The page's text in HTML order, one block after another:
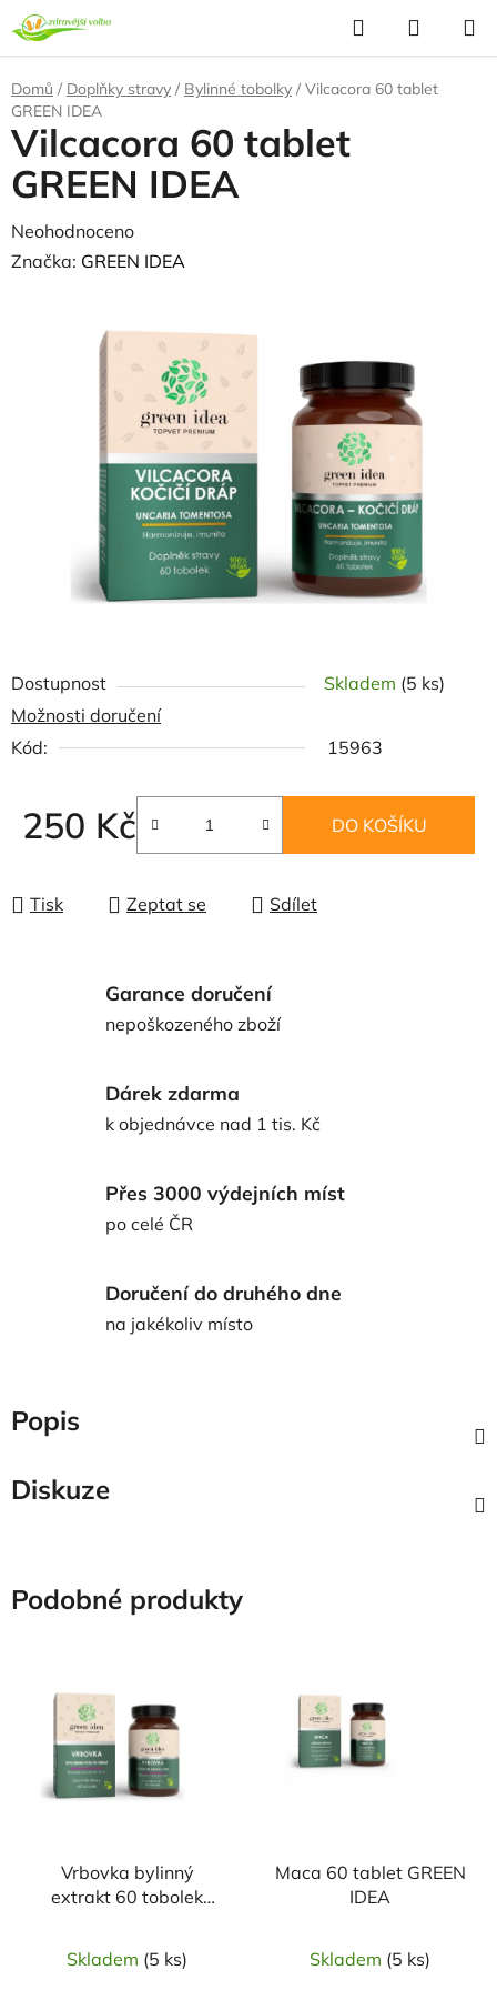
Přejít
na
obsah
Hledat
KOŠÍK
Domů / Doplňky stravy / Bylinné tobolky / Vilcacora 60 tablet
GREEN IDEA
Dostupnost Skladem (5 ks)
Možnosti doručení
Kód:
15963
250 Kč DO KOŠÍKU
Tisk Zeptat se Sdílet
Vilcacora 60 tablet
GREEN IDEA
Průměrné
hodnocení
Neohodnoceno
Značka: GREEN IDEA
Garance doručení
nepoškozeného zboží
Dárek zdarma
k objednávce nad 1 tis. Kč
Přes 3000 výdejních míst
po celé ČR
Doručení do druhého dne
na jakékoliv místo
Popis
Diskuze
Podobné produkty
Vrbovka bylinný
extrakt 60 tobolek
Skladem (5 ks)
Maca 60 tablet GREEN
IDEA
Skladem (5 ks)